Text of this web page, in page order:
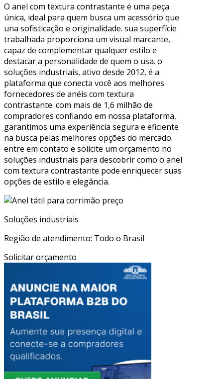
O anel com textura contrastante é uma peça
única, ideal para quem busca um acessório que
una sofisticação e originalidade. sua superfície
trabalhada proporciona um visual marcante,
capaz de complementar qualquer estilo e
destacar a personalidade de quem o usa. o
soluções industriais, ativo desde 2012, é a
plataforma que conecta você aos melhores
fornecedores de anéis com textura
contrastante. com mais de 1,6 milhão de
compradores confiando em nossa plataforma,
garantimos uma experiência segura e eficiente
na busca pelas melhores opções do mercado.
entre em contato e solicite um orçamento no
soluções industriais para descobrir como o anel
com textura contrastante pode enriquecer suas
opções de estilo e elegância.
Soluções industriais
Região de atendimento: Todo o Brasil
Solicitar orçamento